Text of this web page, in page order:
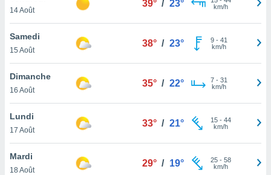
du
votre
à
en
le
14 Août
39° / 23°
km/h
Samedi
15 Août
38° / 23° 9- 41
km/h
Dimanche
16 Août
35° / 22° 7- 31
km/h
Lundi
17 Août
33° / 21° 15- 44
km/h
Mardi
18 Août
29° / 19° 25- 58
km/h